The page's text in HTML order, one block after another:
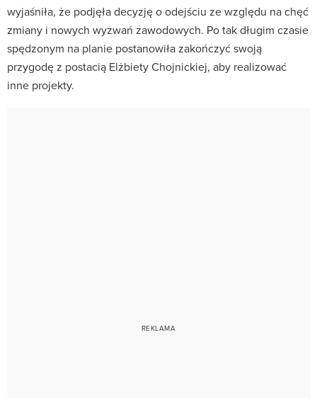
wyjaśniła, że podjęła decyzję o odejściu ze względu na chęć
zmiany i nowych wyzwań zawodowych. Po tak długim czasie
spędzonym na planie postanowiła zakończyć swoją
przygodę z postacią Elżbiety Chojnickiej, aby realizować
inne projekty.